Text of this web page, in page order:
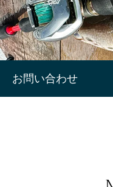
お問い合わせ